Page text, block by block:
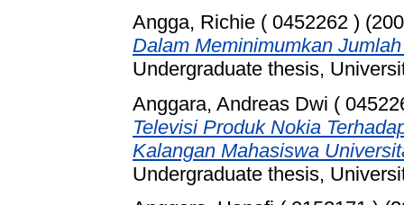
Angga, Richie ( 0452262 )
Dalam Meminimumkan
Undergraduate thesis,
Anggara, Andreas Dwi (
Televisi Produk Nokia
Kalangan Mahasiswa
Undergraduate thesis,